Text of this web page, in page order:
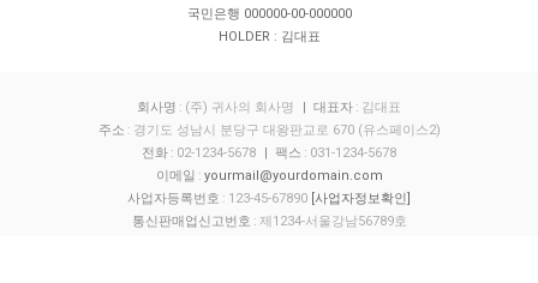
국민은행 000000-00-000000
HOLDER : 김대표
회사명 : (주) 귀사의 회사명 | 대표자 : 김대표
주소 : 경기도 성남시 분당구 대왕판교로 670 (유스페이스2)
전화 : 02-1234-5678 | 팩스 : 031-1234-5678
이메일 : yourmail@yourdomain.com
사업자등록번호 : 123-45-67890 [사업자정보확인]
통신판매업신고번호 : 제1234-서울강남56789호